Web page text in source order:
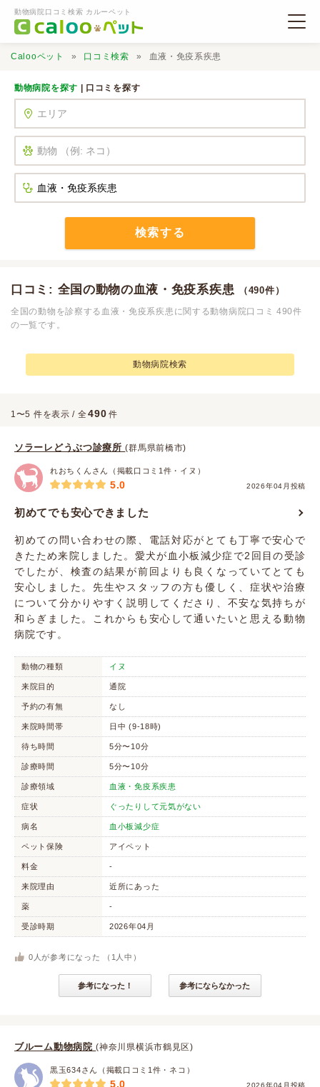
動物病院口コミ検索 カルーペット
口コミ検索
Calooペット 口コミ検索 血液・免疫系疾患
動物病院を探す | 口コミを探す
検索する
口コミ: 全国の動物の血液・免疫系疾患 （490件）
全国の動物を診察する血液・免疫系疾患に関する動物病院口コミ 490件
の一覧です。
動物病院検索
1〜5 件を表示 / 全490 件
ソラーレどうぶつ診療所(群馬県前橋市)
れおちくんさん（掲載口コミ1件・イヌ）
2026年04月投稿
5.0
初めてでも安心できました
初めての問い合わせの際、電話対応がとても丁寧で安心で
きたため来院しました。愛犬が血小板減少症で2回目の受診
でしたが、検査の結果が前回よりも良くなっていてとても
安心しました。先生やスタッフの方も優しく、症状や治療
について分かりやすく説明してくださり、不安な気持ちが
和らぎました。これからも安心して通いたいと思える動物
病院です。
動物の種類 イヌ
来院目的 通院
予約の有無 なし
来院時間帯 日中 (9-18時)
待ち時間 5分〜10分
診療時間 5分〜10分
診療領域 血液・免疫系疾患
症状 ぐったりして元気がない
病名 血小板減少症
ペット保険 アイペット
料金 -
来院理由 近所にあった
薬 -
受診時期 2026年04月
0 人が参考になった （ 1 人中）
参考になった！ 参考にならなかった
ブルーム動物病院(神奈川県横浜市鶴見区)
黒玉634さん（掲載口コミ1件・ネコ）
2026年04月投稿
5.0